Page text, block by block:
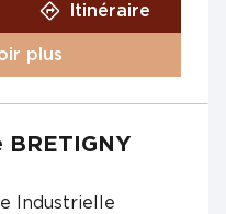
Itinéraire
plus
BRETIGNY
Industrielle